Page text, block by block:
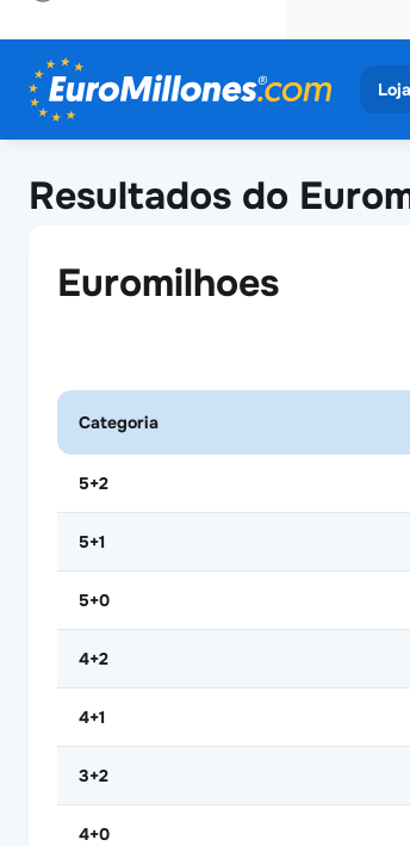
Loja
Resultados do
Euromilhoes
Categoria
5+2
5+1
5+0
4+2
4+1
3+2
4+0